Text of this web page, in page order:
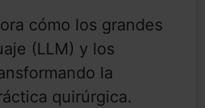
cómo los grandes
(LLM) y los
la
quirúrgica.